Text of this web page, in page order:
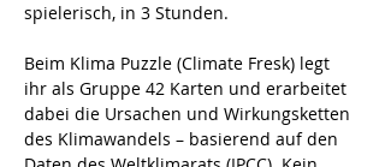
spielerisch, in 3 Stunden.
Beim Klima Puzzle (Climate Fresk) legt
ihr als Gruppe 42 Karten und erarbeitet
dabei die Ursachen und Wirkungsketten
des Klimawandels – basierend auf den